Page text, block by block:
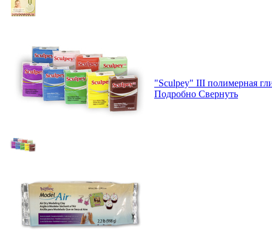
"Sculpey" III полимерная
Подробно Свернуть